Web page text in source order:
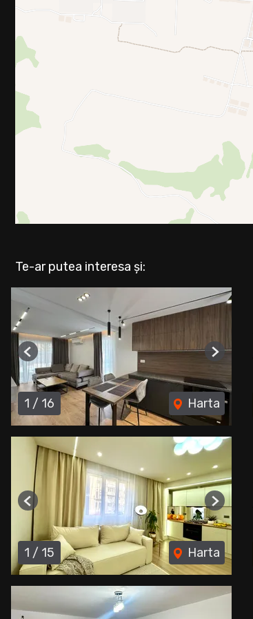
Te-ar putea interesa și:
1 / 16 Harta
Previous Next
1 / 15 Harta
Previous Next